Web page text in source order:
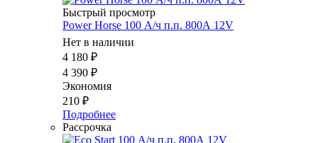
Быстрый просмотр
Power Horse 100 А/ч п.п. 800А 12V
Нет в наличии
4 180 ₽
4 390 ₽
Экономия
210 ₽
Подробнее
Рассрочка